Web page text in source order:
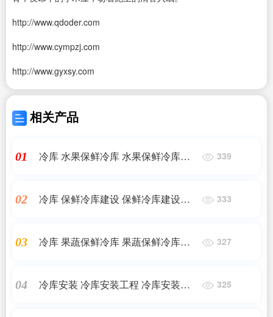
http://www.qdoder.com
http://www.cympzj.com
http://www.gyxsy.com
相关产品
01
冷库 水果保鲜冷库 水果保鲜冷库安
339
02
冷库 保鲜冷库建设 保鲜冷库建设工
333
03
冷库 果蔬保鲜冷库 果蔬保鲜冷库工
327
04
冷库安装 冷库安装工程 冷库安装工
325